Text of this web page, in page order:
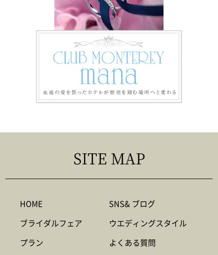
SITE MAP
HOME
ブライダルフェア
プラン
SNS& ブログ
ウエディングスタイル
よくある質問